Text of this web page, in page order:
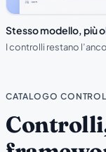
Stesso modello, più
I controlli restano
CATALOGO